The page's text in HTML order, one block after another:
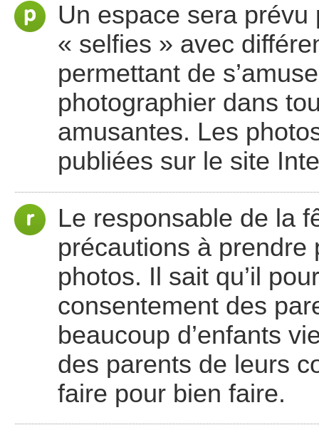
Un espace sera
« selfies » avec
permettant de
photographier dans
amusantes. Les
publiées sur le site
Le responsable de la
précautions à prendre
photos. Il sait qu’il
consentement des
beaucoup d’enfants
des parents de leurs
faire pour bien faire.